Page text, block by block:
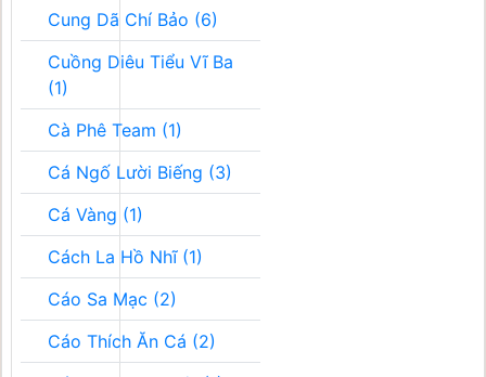
Cung Dã Chí Bảo (6)
Cuồng Diêu Tiểu Vĩ Ba
(1)
Cà Phê Team (1)
Cá Ngố Lười Biếng (3)
Cá Vàng (1)
Cách La Hồ Nhĩ (1)
Cáo Sa Mạc (2)
Cáo Thích Ăn Cá (2)